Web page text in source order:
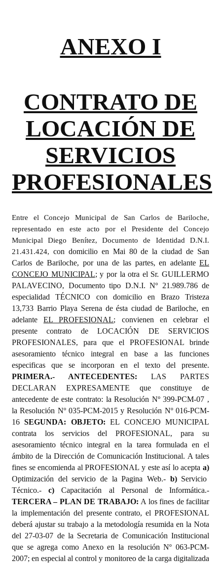
ANEXO I
CONTRATO DE
LOCACIÓN DE
SERVICIOS
PROFESIONALES
Entre el Concejo Municipal de San Carlos de Bariloche,
representado en este acto por el Presidente del Concejo
Municipal Diego Benítez, Documento de Identidad D.N.I.
21.431.424, con domicilio en Mai 80 de la ciudad de San
Carlos de Bariloche, por una de las partes, en adelante EL
CONCEJO MUNICIPAL; y por la otra el Sr. GUILLERMO
PALAVECINO, Documento tipo D.N.I. Nº 21.989.786 de
especialidad TÉCNICO con domicilio en Brazo Tristeza
13,733 Barrio Playa Serena de ésta ciudad de Bariloche, en
adelanteEL PROFESIONAL; convienen en celebrar el
presente contrato de LOCACIÓN DE SERVICIOS
PROFESIONALES, para que el PROFESIONAL brinde
asesoramiento técnico integral en base a las funciones
especificas que se incorporan en el texto del presente.
PRIMERA.- ANTECEDENTES: LAS PARTES
DECLARAN EXPRESAMENTE que constituye de
antecedente de este contrato: la Resolución Nº 399-PCM-07 ,
la Resolución Nº 035-PCM-2015 y Resolución Nº 016-PCM-
16SEGUNDA: OBJETO: EL CONCEJO MUNICIPAL
contrata los servicios del PROFESIONAL, para su
asesoramiento técnico integral en la tarea formulada en el
ámbito de la Dirección de Comunicación Institucional. A tales
fines se encomienda al PROFESIONAL y este así lo acepta a)
Optimización del servicio de la Pagina Web.- b)Servicio
Técnico.-c)Capacitación al Personal de Informática.-
TERCERA – PLAN DE TRABAJO: A los fines de facilitar
la implementación del presente contrato, el PROFESIONAL
deberá ajustar su trabajo a la metodología resumida en la Nota
del 27-03-07 de la Secretaria de Comunicación Institucional
que se agrega como Anexo en la resolución Nº 063-PCM-
2007; en especial al control y monitoreo de la carga digitalizada